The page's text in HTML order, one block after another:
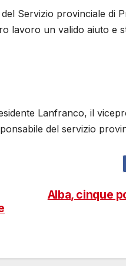
Servizio provinciale di
lavoro un valido aiuto e
Lanfranco, il
del servizio
Alba, cinque